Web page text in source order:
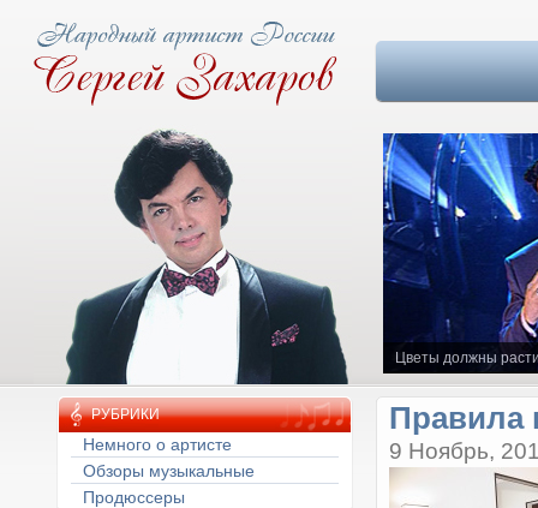
Цветы должны
РУБРИКИ
Немного о артисте
Обзоры музыкальные
Продюссеры
Правила
9 Ноябрь,